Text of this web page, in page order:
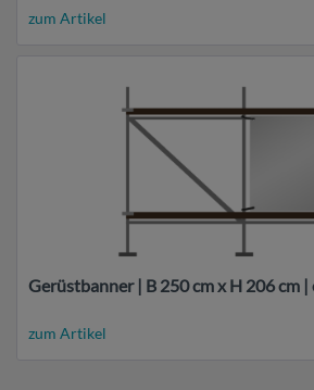
zum Artikel
Gerüstbanner | B 250 cm x H 206 cm
zum Artikel